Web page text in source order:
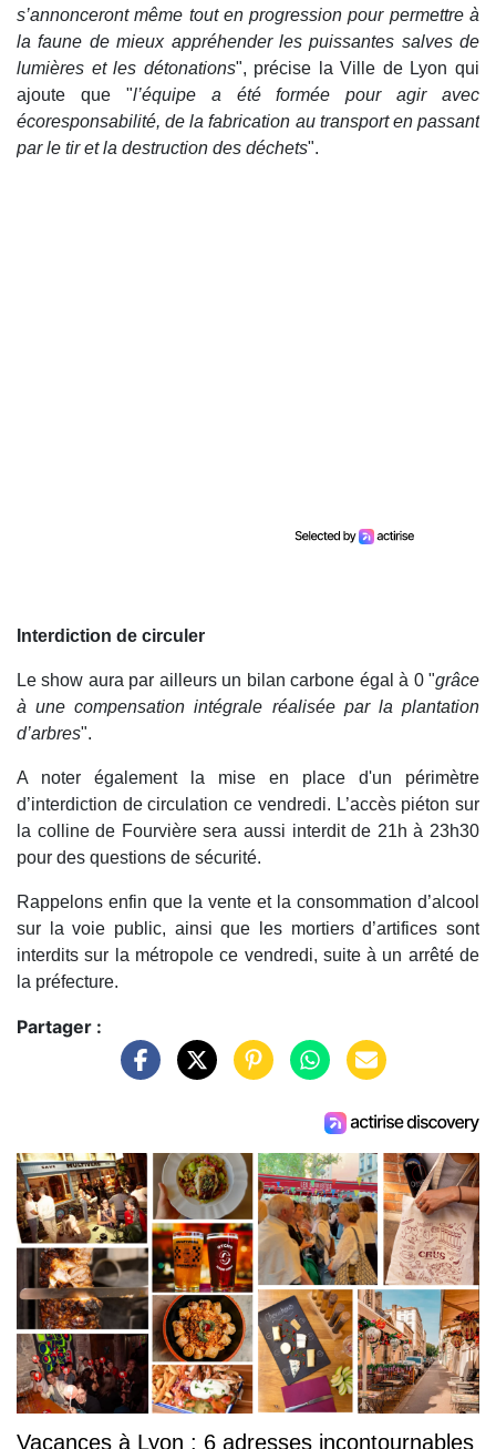
s’annonceront même tout en progression pour permettre à
la faune de mieux appréhender les puissantes salves de
lumières et les détonations", précise la Ville de Lyon qui
ajoute que "l’équipe a été formée pour agir avec
écoresponsabilité, de la fabrication au transport en passant
par le tir et la destruction des déchets".
Interdiction de circuler
Le show aura par ailleurs un bilan carbone égal à 0 "grâce
à une compensation intégrale réalisée par la plantation
d’arbres".
A noter également la mise en place d'un périmètre
d’interdiction de circulation ce vendredi. L’accès piéton sur
la colline de Fourvière sera aussi interdit de 21h à 23h30
pour des questions de sécurité.
Rappelons enfin que la vente et la consommation d’alcool
sur la voie public, ainsi que les mortiers d’artifices sont
interdits sur la métropole ce vendredi, suite à un arrêté de
la préfecture.
Partager :
Vacances à Lyon : 6 adresses incontournables